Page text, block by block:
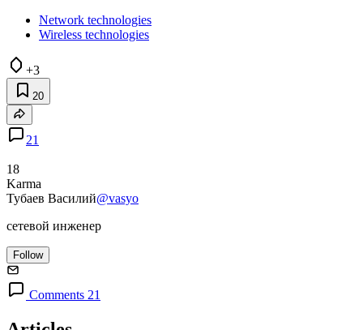
Network technologies
Wireless technologies
+3
20
21
18
Karma
Тубаев Василий@vasyo
сетевой инженер
Follow
Comments 21